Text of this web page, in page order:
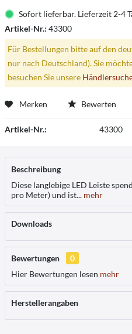
Sofort lieferbar. Lieferzeit 2-4
Artikel-Nr.: 43300
Für Bestellungen bitte auf den
nur nach Deutschland). Sie
besuchen Sie unsere
Merken Bewerten
Artikel-Nr.: 43300
Beschreibung
Diese langlebige LED Leiste
pro Meter) und ist... mehr
Downloads
Bewertungen
0
Hier Bewertungen lesen mehr
Herstellerangaben